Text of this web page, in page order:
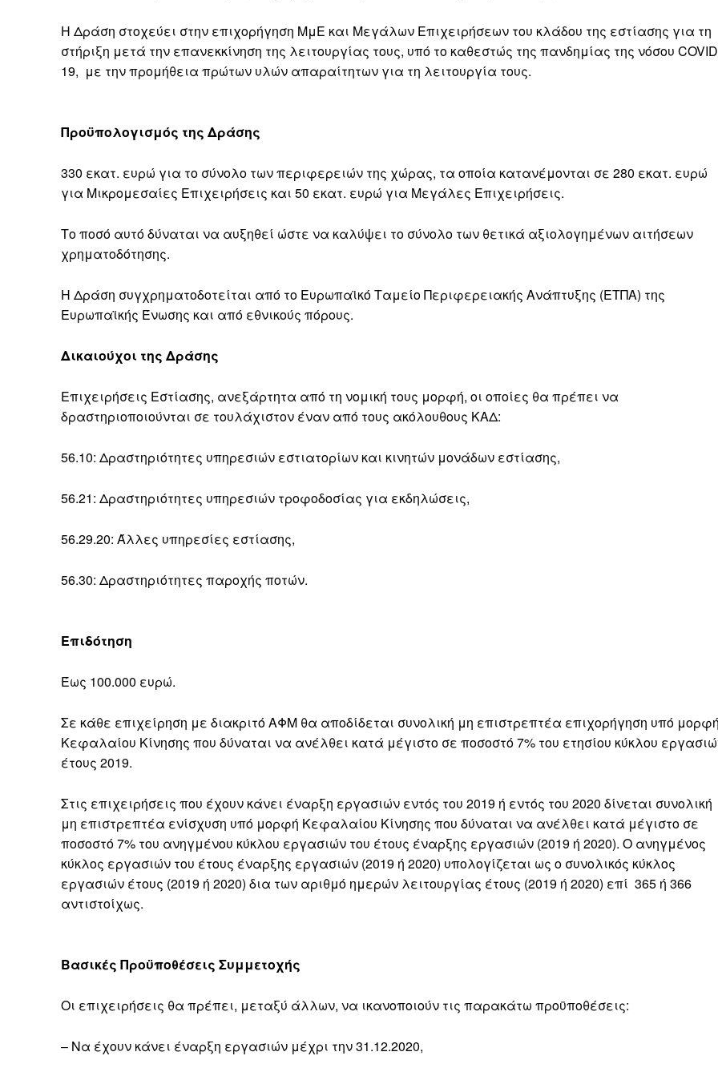
Η Δράση στοχεύει στην επιχορήγηση ΜμΕ και Μεγάλων Επιχειρήσεων του κλάδου της εστίασης για τη
στήριξη μετά την επανεκκίνηση της λειτουργίας τους, υπό το καθεστώς της πανδημίας της νόσου
19, με την προμήθεια πρώτων υλών απαραίτητων για τη λειτουργία τους.
Προϋπολογισμός της Δράσης
330 εκατ. ευρώ για το σύνολο των περιφερειών της χώρας, τα οποία κατανέμονται σε 280 εκατ. ευρώ
για Μικρομεσαίες Επιχειρήσεις και 50 εκατ. ευρώ για Μεγάλες Επιχειρήσεις.
Το ποσό αυτό δύναται να αυξηθεί ώστε να καλύψει το σύνολο των θετικά αξιολογημένων αιτήσεων
χρηματοδότησης.
Η Δράση συγχρηματοδοτείται από το Ευρωπαϊκό Ταμείο Περιφερειακής Ανάπτυξης (ΕΤΠΑ) της
Ευρωπαϊκής Ένωσης και από εθνικούς πόρους.
Δικαιούχοι της Δράσης
Επιχειρήσεις Εστίασης, ανεξάρτητα από τη νομική τους μορφή, οι οποίες θα πρέπει να
δραστηριοποιούνται σε τουλάχιστον έναν από τους ακόλουθους ΚΑΔ:
56.10: Δραστηριότητες υπηρεσιών εστιατορίων και κινητών μονάδων εστίασης,
56.21: Δραστηριότητες υπηρεσιών τροφοδοσίας για εκδηλώσεις,
56.29.20: Άλλες υπηρεσίες εστίασης,
56.30: Δραστηριότητες παροχής ποτών.
Επιδότηση
Έως 100.000 ευρώ.
Σε κάθε επιχείρηση με διακριτό ΑΦΜ θα αποδίδεται συνολική μη επιστρεπτέα επιχορήγηση υπό
Κεφαλαίου Κίνησης που δύναται να ανέλθει κατά μέγιστο σε ποσοστό 7% του ετησίου κύκλου
έτους 2019.
Στις επιχειρήσεις που έχουν κάνει έναρξη εργασιών εντός του 2019 ή εντός του 2020 δίνεται συνολική
μη επιστρεπτέα ενίσχυση υπό μορφή Κεφαλαίου Κίνησης που δύναται να ανέλθει κατά μέγιστο σε
ποσοστό 7% του ανηγμένου κύκλου εργασιών του έτους έναρξης εργασιών (2019 ή 2020). Ο ανηγμένος
κύκλος εργασιών του έτους έναρξης εργασιών (2019 ή 2020) υπολογίζεται ως ο συνολικός κύκλος
εργασιών έτους (2019 ή 2020) δια των αριθμό ημερών λειτουργίας έτους (2019 ή 2020) επί 365 ή 366
αντιστοίχως.
Βασικές Προϋποθέσεις Συμμετοχής
Οι επιχειρήσεις θα πρέπει, μεταξύ άλλων, να ικανοποιούν τις παρακάτω προϋποθέσεις:
– Να έχουν κάνει έναρξη εργασιών μέχρι την 31.12.2020,